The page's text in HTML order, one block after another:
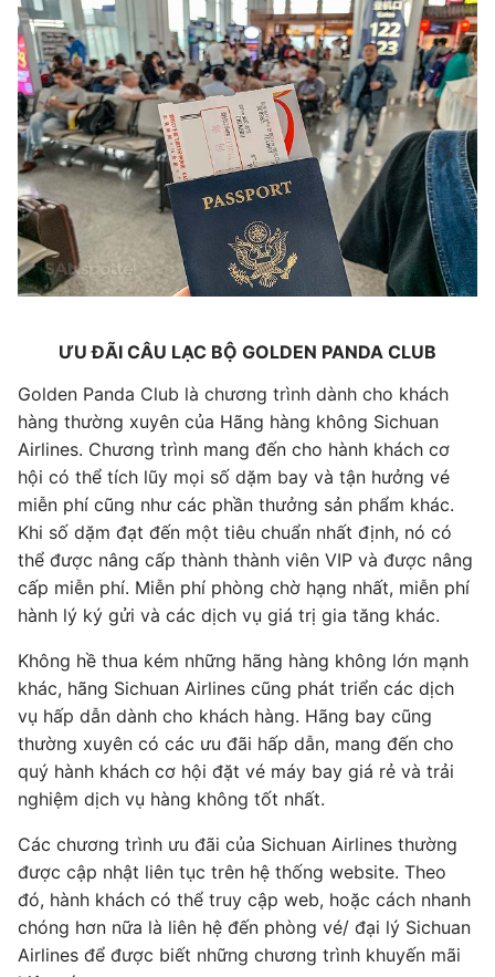
ƯU ĐÃI CÂU LẠC BỘ GOLDEN PANDA CLUB
Golden Panda Club là chương trình dành cho khách
hàng thường xuyên của Hãng hàng không Sichuan
Airlines. Chương trình mang đến cho hành khách cơ
hội có thể tích lũy mọi số dặm bay và tận hưởng vé
miễn phí cũng như các phần thưởng sản phẩm khác.
Khi số dặm đạt đến một tiêu chuẩn nhất định, nó có
thể được nâng cấp thành thành viên VIP và được nâng
cấp miễn phí. Miễn phí phòng chờ hạng nhất, miễn phí
hành lý ký gửi và các dịch vụ giá trị gia tăng khác.
Không hề thua kém những hãng hàng không lớn mạnh
khác, hãng Sichuan Airlines cũng phát triển các dịch
vụ hấp dẫn dành cho khách hàng. Hãng bay cũng
thường xuyên có các ưu đãi hấp dẫn, mang đến cho
quý hành khách cơ hội đặt vé máy bay giá rẻ và trải
nghiệm dịch vụ hàng không tốt nhất.
Các chương trình ưu đãi của Sichuan Airlines thường
được cập nhật liên tục trên hệ thống website. Theo
đó, hành khách có thể truy cập web, hoặc cách nhanh
chóng hơn nữa là liên hệ đến phòng vé/ đại lý Sichuan
Airlines để được biết những chương trình khuyến mãi